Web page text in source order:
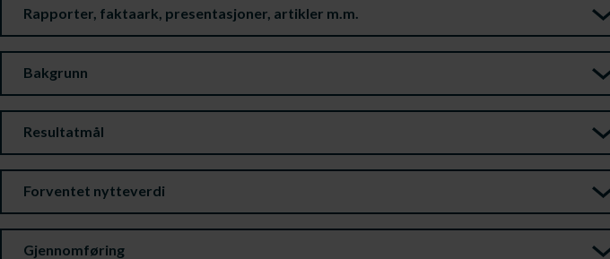
Rapporter, faktaark, presentasjoner, artikler m.m.
Bakgrunn
Resultatmål
Forventet nytteverdi
Gjennomføring